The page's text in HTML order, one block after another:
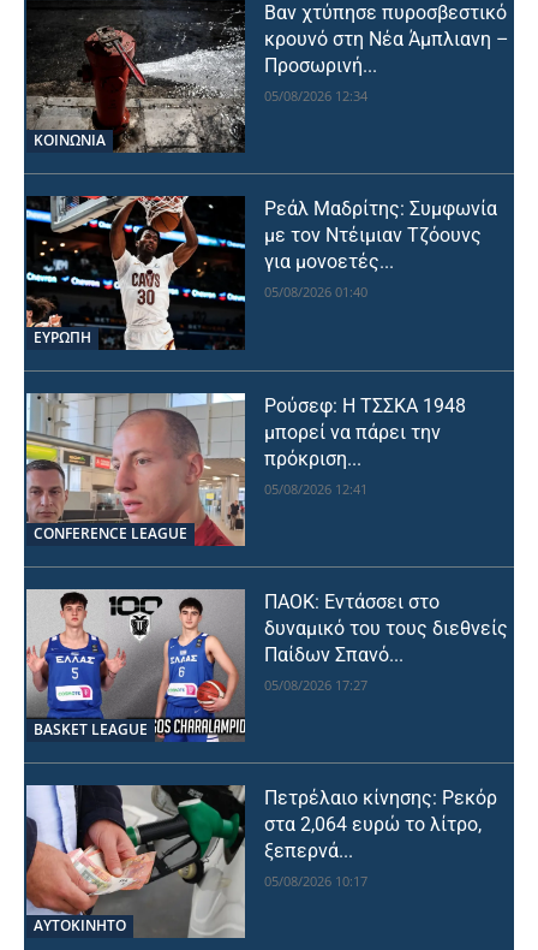
ΚΟΙΝΩΝΙΑ
Βαν χτύπησε πυροσβεστικό
κρουνό στη Νέα Άμπλιανη –
Προσωρινή...
05/08/2026 12:34
ΕΥΡΩΠΗ
Ρεάλ Μαδρίτης: Συμφωνία
με τον Ντέιμιαν Τζόουνς
για μονοετές...
05/08/2026 01:40
CONFERENCE LEAGUE
Ρούσεφ: Η ΤΣΣΚΑ 1948
μπορεί να πάρει την
πρόκριση...
05/08/2026 12:41
BASKET LEAGUE
ΠΑΟΚ: Εντάσσει στο
δυναμικό του τους διεθνείς
Παίδων Σπανό...
05/08/2026 17:27
ΑΥΤΟΚΙΝΗΤΟ
Πετρέλαιο κίνησης: Ρεκόρ
στα 2,064 ευρώ το λίτρο,
ξεπερνά...
05/08/2026 10:17